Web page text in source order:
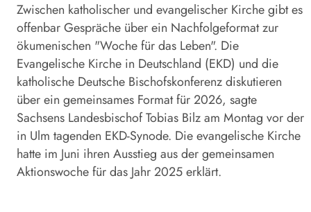
Zwischen katholischer und evangelischer Kirche gibt es
offenbar Gespräche über ein Nachfolgeformat zur
ökumenischen "Woche für das Leben". Die
Evangelische Kirche in Deutschland (EKD) und die
katholische Deutsche Bischofskonferenz diskutieren
über ein gemeinsames Format für 2026, sagte
Sachsens Landesbischof Tobias Bilz am Montag vor der
in Ulm tagenden EKD-Synode. Die evangelische Kirche
hatte im Juni ihren Ausstieg aus der gemeinsamen
Aktionswoche für das Jahr 2025 erklärt.